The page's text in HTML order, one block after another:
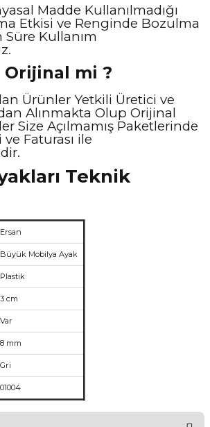
Madde Kullanılmadığı
Etkisi ve Renginde Bozulma
Kullanım
Orijinal mi ?
Ürünler Yetkili Üretici ve
Alınmakta Olup Orijinal
Size Açılmamış Paketlerinde
Faturası ile
Teknik
Ersan
Büyük Mobilya Ayak
Plastik
3 cm
Var
8 mm
Gri
01004